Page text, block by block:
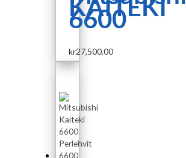
KAITEKI
6600
kr27,500.00